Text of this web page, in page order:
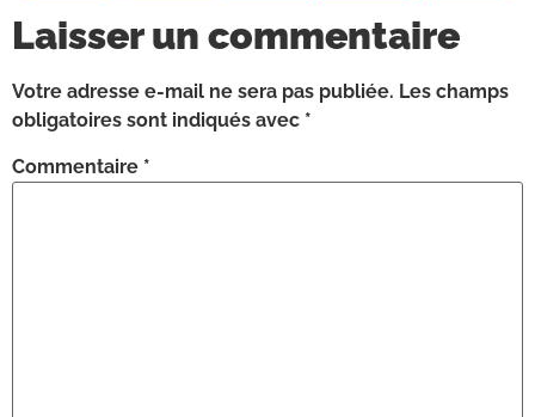
Laisser un commentaire
Votre adresse e-mail ne sera pas publiée. Les champs
obligatoires sont indiqués avec *
Commentaire *